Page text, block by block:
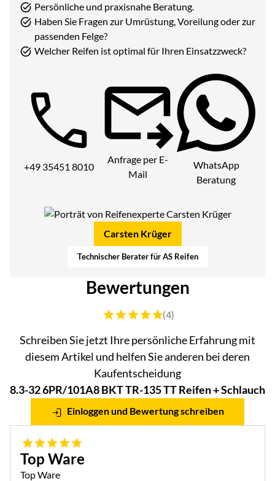
Persönliche und praxisnahe Beratung.
Haben Sie Fragen zur Umrüstung, Voreilung oder zur
passenden Felge?
Welcher Reifen ist optimal für Ihren Einsatzzweck?
Telefon:
+49 35451 8010
Anfrage per E-
Mail
WhatsApp
Beratung
Carsten Krüger
Technischer Berater für AS Reifen
Bewertungen
Bewertung: 5 von 5 (4 Bewertungen)
(4)
Schreiben Sie jetzt Ihre persönliche Erfahrung mit
diesem Artikel und helfen Sie anderen bei deren
Kaufentscheidung
8.3-32 6PR/101A8 BKT TR-135 TT Reifen + Schlauch
Einloggen und Bewertung schreiben
5 von 5
Top Ware
Top Ware